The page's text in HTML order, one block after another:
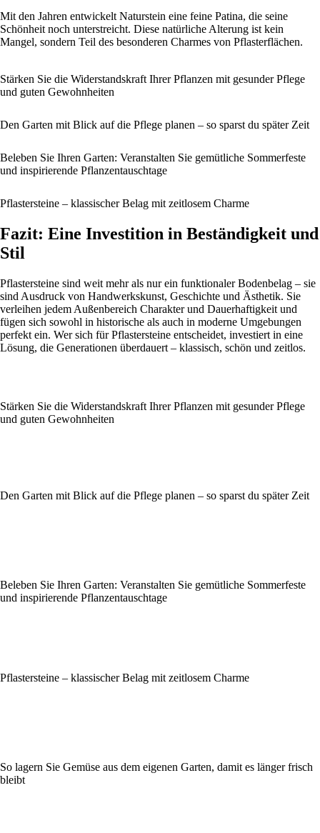
Mit den Jahren entwickelt Naturstein eine feine Patina, die seine
Schönheit noch unterstreicht. Diese natürliche Alterung ist kein
Mangel, sondern Teil des besonderen Charmes von Pflasterflächen.
Stärken Sie die Widerstandskraft Ihrer Pflanzen mit gesunder Pflege
und guten Gewohnheiten
Den Garten mit Blick auf die Pflege planen – so sparst du später Zeit
Beleben Sie Ihren Garten: Veranstalten Sie gemütliche Sommerfeste
und inspirierende Pflanzentauschtage
Pflastersteine – klassischer Belag mit zeitlosem Charme
Fazit: Eine Investition in Beständigkeit und
Stil
Pflastersteine sind weit mehr als nur ein funktionaler Bodenbelag – sie
sind Ausdruck von Handwerkskunst, Geschichte und Ästhetik. Sie
verleihen jedem Außenbereich Charakter und Dauerhaftigkeit und
fügen sich sowohl in historische als auch in moderne Umgebungen
perfekt ein. Wer sich für Pflastersteine entscheidet, investiert in eine
Lösung, die Generationen überdauert – klassisch, schön und zeitlos.
Stärken Sie die Widerstandskraft Ihrer Pflanzen mit gesunder Pflege
und guten Gewohnheiten
Den Garten mit Blick auf die Pflege planen – so sparst du später Zeit
Beleben Sie Ihren Garten: Veranstalten Sie gemütliche Sommerfeste
und inspirierende Pflanzentauschtage
Pflastersteine – klassischer Belag mit zeitlosem Charme
So lagern Sie Gemüse aus dem eigenen Garten, damit es länger frisch
bleibt